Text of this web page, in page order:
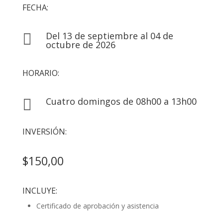
FECHA:
 Del 13 de septiembre al 04 de
octubre de 2026
HORARIO:
 Cuatro domingos de 08h00 a 13h00
INVERSIÓN:
$150,00
INCLUYE:
Certificado de aprobación y asistencia